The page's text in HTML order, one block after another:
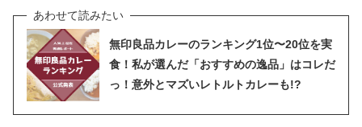
無印良品カレーのランキング1位〜20位を実
食！私が選んだ「おすすめの逸品」はコレだ
っ！意外とマズいレトルトカレーも!?